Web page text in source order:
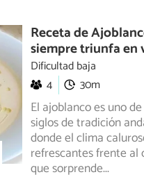
Receta de
siempre triunfa en
Dificultad baja
4
30m
El ajoblanco es uno
siglos de tradición
donde el clima
refrescantes frente al
que sorprende...